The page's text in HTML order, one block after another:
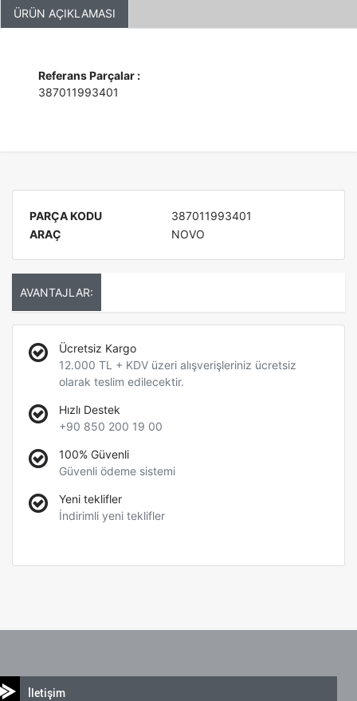
ÜRÜN AÇIKLAMASI
Referans Parçalar :
387011993401
PARÇA KODU
387011993401
ARAÇ
NOVO
AVANTAJLAR:
Ücretsiz Kargo
12.000 TL + KDV üzeri alışverişleriniz ücretsiz
olarak teslim edilecektir.
Hızlı Destek
+90 850 200 19 00
100% Güvenli
Güvenli ödeme sistemi
Yeni teklifler
İndirimli yeni teklifler
İletişim